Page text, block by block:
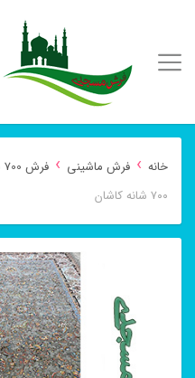
خانه › فرش ماشینی › فرش 700 شانه
۷۰۰ شانه کاشان